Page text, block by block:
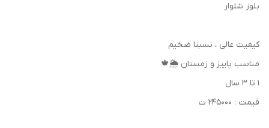
بلوز شلوار
کیفیت عالی ، نسبتا ضخیم
مناسب پاییز و زمستان 🌦🍁
۱ تا ۳ سال
قیمت : ۲۴۵۰۰۰ ت